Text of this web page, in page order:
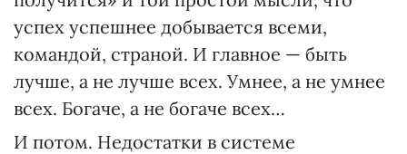
успех успешнее добывается всеми,
командой, страной. И главное — быть
лучше, а не лучше всех. Умнее, а не умнее
всех. Богаче, а не богаче всех…
И потом. Недостатки в системе